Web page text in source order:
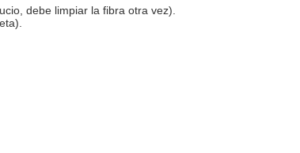
debe limpiar la fibra otra vez).